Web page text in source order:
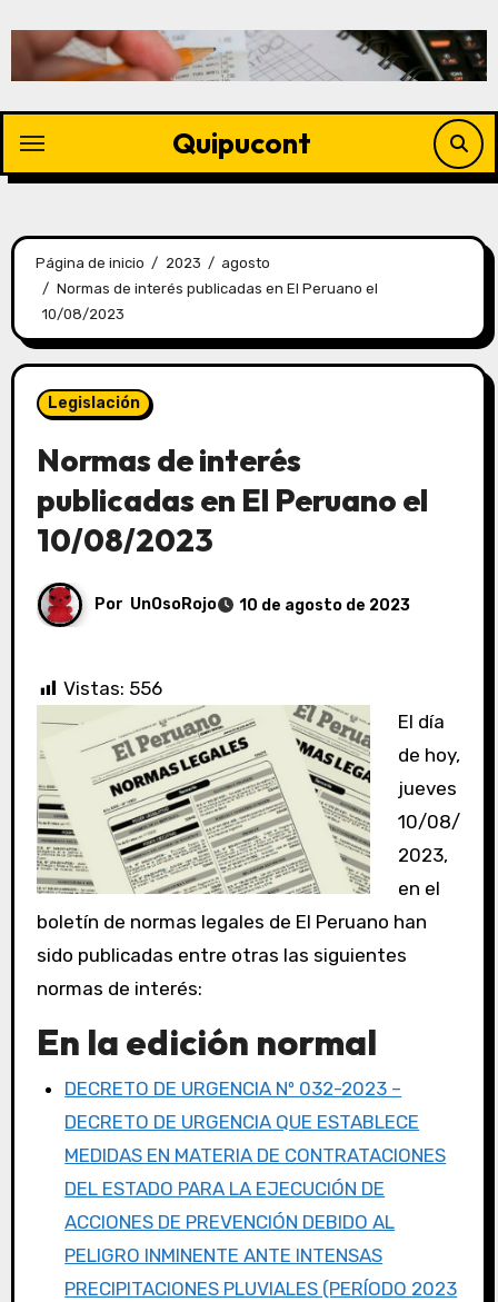
Quipucont
Página de inicio 2023
agosto
Normas de interés publicadas en El Peruano el
10/08/2023
Legislación
Normas de interés
publicadas en El Peruano el
10/08/2023
Por UnOsoRojo 10 de agosto de 2023
Vistas: 556
El día
de hoy,
jueves
10/08/
2023,
en el
boletín de normas legales de El Peruano han
sido publicadas entre otras las siguientes
normas de interés:
En la edición normal
DECRETO DE URGENCIA Nº 032-2023 –
DECRETO DE URGENCIA QUE ESTABLECE
MEDIDAS EN MATERIA DE CONTRATACIONES
DEL ESTADO PARA LA EJECUCIÓN DE
ACCIONES DE PREVENCIÓN DEBIDO AL
PELIGRO INMINENTE ANTE INTENSAS
PRECIPITACIONES PLUVIALES (PERÍODO 2023